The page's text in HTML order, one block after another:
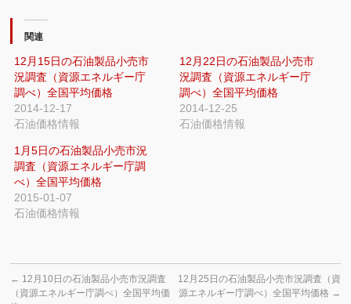
関連
12月15日の石油製品小売市
況調査（資源エネルギー庁
調べ）全国平均価格
2014-12-17
石油価格情報
12月22日の石油製品小売市
況調査（資源エネルギー庁
調べ）全国平均価格
2014-12-25
石油価格情報
1月5日の石油製品小売市況
調査（資源エネルギー庁調
べ）全国平均価格
2015-01-07
石油価格情報
← 12月10日の石油製品小売市況調査
（資源エネルギー庁調べ）全国平均価
12月25日の石油製品小売市況調査（資
源エネルギー庁調べ）全国平均価格 →